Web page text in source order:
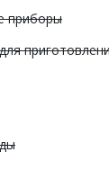
приборы